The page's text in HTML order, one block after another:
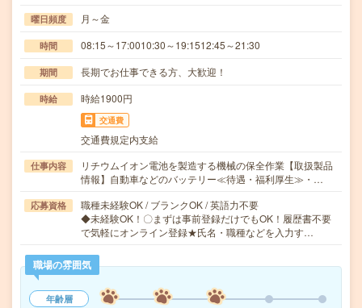
曜日頻度 月～金
時間 08:15～17:0010:30～19:1512:45～21:30
期間 長期でお仕事できる方、大歓迎！
時給 時給1900円
交通費
交通費規定内支給
仕事内容
リチウムイオン電池を製造する機械の保全作業【取扱製品
情報】自動車などのバッテリー≪待遇・福利厚生≫・…
応募資格
職種未経験OK / ブランクOK / 英語力不要
◆未経験OK！〇まずは事前登録だけでもOK！履歴書不要
で気軽にオンライン登録★氏名・職種などを入力す…
職場の雰囲気
年齢層